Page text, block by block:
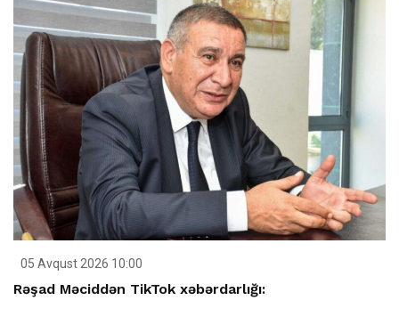
05 Avqust 2026 10:00
Rəşad Məciddən TikTok xəbərdarlığı: